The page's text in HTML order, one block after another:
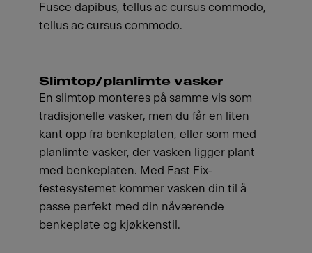
Fusce dapibus, tellus ac cursus commodo,
tellus ac cursus commodo.
Slimtop/planlimte vasker
En slimtop monteres på samme vis som
tradisjonelle vasker, men du får en liten
kant opp fra benkeplaten, eller som med
planlimte vasker, der vasken ligger plant
med benkeplaten. Med Fast Fix-
festesystemet kommer vasken din til å
passe perfekt med din nåværende
benkeplate og kjøkkenstil.